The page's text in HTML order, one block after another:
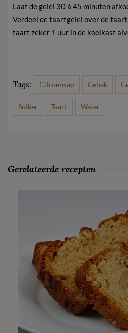
Laat de gelei 30 à 45 minuten
Verdeel de taartgelei over de
taart zeker 1 uur in de koelkast
Tags: Citroensap Gebak
Suiker Taart Water
Gerelateerde recepten